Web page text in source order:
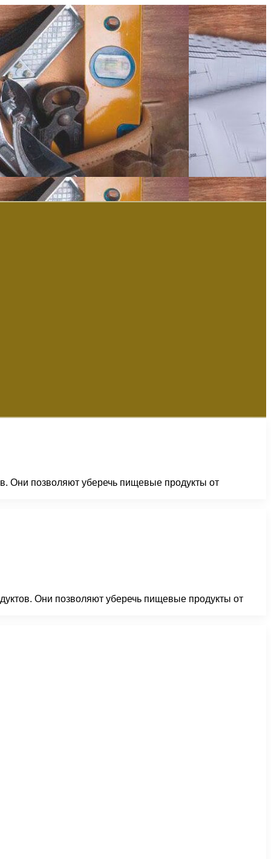
Они позволяют уберечь пищевые продукты от
Они позволяют уберечь пищевые продукты от